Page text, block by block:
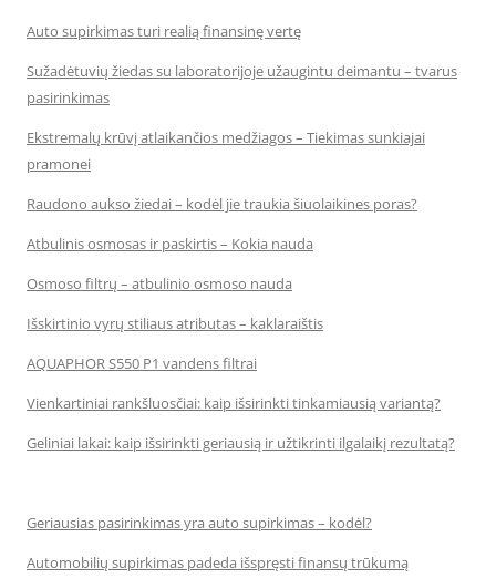
Auto supirkimas turi realią finansinę vertę
Sužadėtuvių žiedas su laboratorijoje užaugintu deimantu – tvarus
pasirinkimas
Ekstremalų krūvį atlaikančios medžiagos – Tiekimas sunkiajai
pramonei
Raudono aukso žiedai – kodėl jie traukia šiuolaikines poras?
Atbulinis osmosas ir paskirtis – Kokia nauda
Osmoso filtrų – atbulinio osmoso nauda
Išskirtinio vyrų stiliaus atributas – kaklaraištis
AQUAPHOR S550 P1 vandens filtrai
Vienkartiniai rankšluosčiai: kaip išsirinkti tinkamiausią variantą?
Geliniai lakai: kaip išsirinkti geriausią ir užtikrinti ilgalaikį rezultatą?
Geriausias pasirinkimas yra auto supirkimas – kodėl?
Automobilių supirkimas padeda išspręsti finansų trūkumą